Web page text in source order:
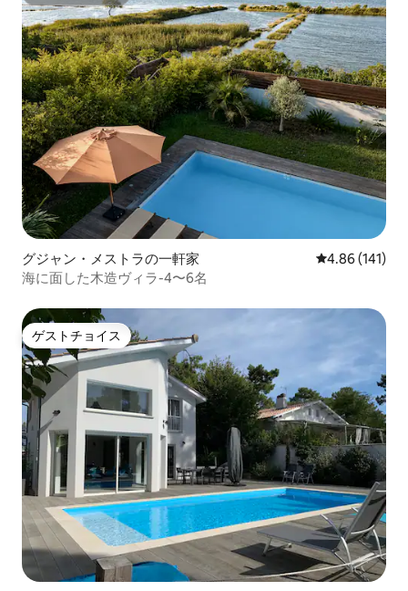
グジャン・メストラの一軒家 レビュー141
4.86 (141)
海に面した木造ヴィラ-4〜6名
ゲストチョイス
ゲストチョイス